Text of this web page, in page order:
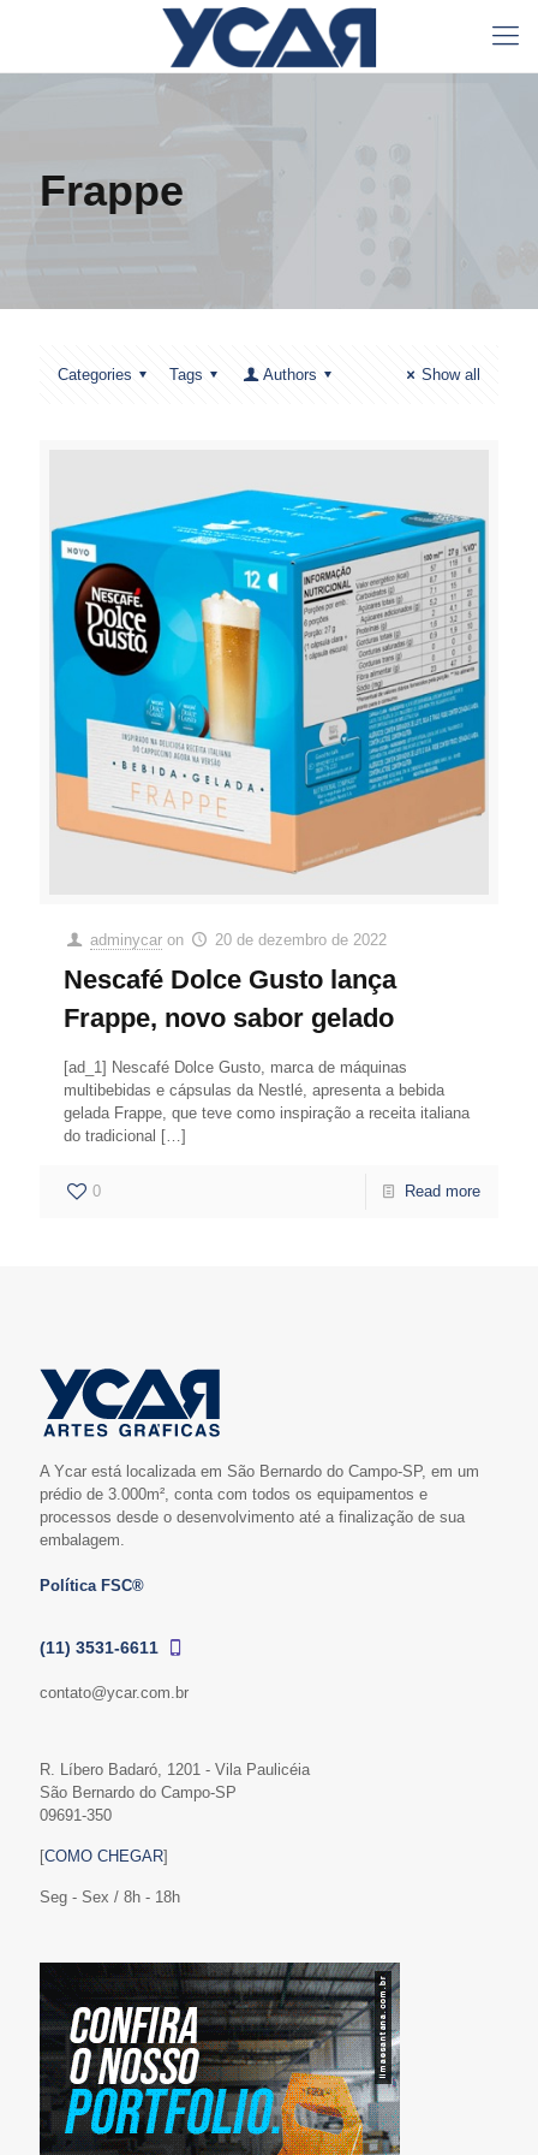
Frappe
Categories Tags Authors Show all
adminycar on 20 de dezembro de 2022
Nescafé Dolce Gusto lança
Frappe, novo sabor gelado
[ad_1] Nescafé Dolce Gusto, marca de máquinas
multibebidas e cápsulas da Nestlé, apresenta a bebida
gelada Frappe, que teve como inspiração a receita italiana
do tradicional […]
0 Read more
A Ycar está localizada em São Bernardo do Campo-SP, em um
prédio de 3.000m², conta com todos os equipamentos e
processos desde o desenvolvimento até a finalização de sua
embalagem.
Política FSC®
(11) 3531-6611
contato@ycar.com.br
R. Líbero Badaró, 1201 - Vila Paulicéia
São Bernardo do Campo-SP
09691-350
[COMO CHEGAR]
Seg - Sex / 8h - 18h